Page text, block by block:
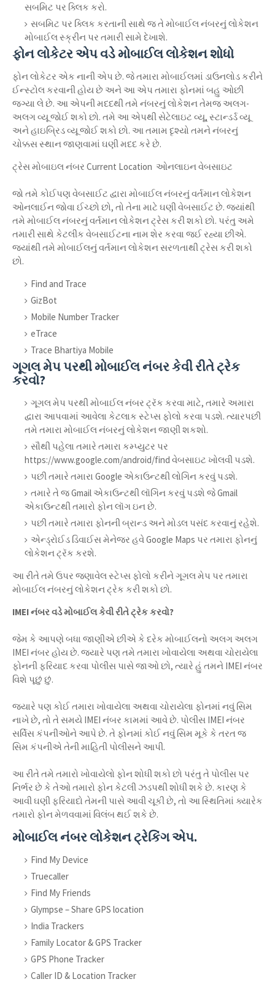
સબમિટ પર ક્લિક કરો.
સબમિટ પર ક્લિક કરતાની સાથે જ તે મોબાઈલ નંબરનું લોકેશન
મોબાઈલ સ્ક્રીન પર તમારી સામે દેખાશે.
ફોન લોકેટર એપ વડે મોબાઈલ લોકેશન શોધો
ફોન લોકેટર એક નાની એપ છે. જે તમારા મોબાઈલમાં ડાઉનલોડ કરીને
ઈન્સ્ટોલ કરવાની હોય છે અને આ એપ તમારા ફોનમાં બહુ ઓછી
જગ્યા લે છે. આ એપની મદદથી તમે નંબરનું લોકેશન તેમજ અલગ-
અલગ વ્યૂ જોઈ શકો છો. તમે આ એપથી સેટેલાઇટ વ્યૂ, સ્ટાન્ડર્ડ વ્યૂ
અને હાઇબ્રિડ વ્યૂ જોઈ શકો છો. આ તમામ દૃશ્યો તમને નંબરનું
ચોક્કસ સ્થાન જાણવામાં ઘણી મદદ કરે છે.
ટ્રેસ મોબાઇલ નંબર Current Location ઓનલાઇન વેબસાઇટ
જો તમે કોઈપણ વેબસાઈટ દ્વારા મોબાઈલ નંબરનું વર્તમાન લોકેશન
ઓનલાઈન જોવા ઈચ્છો છો, તો તેના માટે ઘણી વેબસાઈટ છે. જ્યાંથી
તમે મોબાઈલ નંબરનું વર્તમાન લોકેશન ટ્રેસ કરી શકો છો. પરંતુ અમે
તમારી સાથે કેટલીક વેબસાઈટના નામ શેર કરવા જઈ રહ્યા છીએ.
જ્યાંથી તમે મોબાઈલનું વર્તમાન લોકેશન સરળતાથી ટ્રેસ કરી શકો
છો.
Find and Trace
GizBot
Mobile Number Tracker
eTrace
Trace Bhartiya Mobile
ગૂગલ મેપ પરથી મોબાઈલ નંબર કેવી રીતે ટ્રેક
કરવો?
ગૂગલ મેપ પરથી મોબાઈલ નંબર ટ્રૅક કરવા માટે, તમારે અમારા
દ્વારા આપવામાં આવેલા કેટલાક સ્ટેપ્સ ફોલો કરવા પડશે. ત્યારપછી
તમે તમારા મોબાઈલ નંબરનું લોકેશન જાણી શકશો.
સૌથી પહેલા તમારે તમારા કમ્પ્યુટર પર
https://www.google.com/android/find વેબસાઇટ ખોલવી પડશે.
પછી તમારે તમારા Google એકાઉન્ટથી લોગિન કરવું પડશે.
તમારે તે જ Gmail એકાઉન્ટથી લૉગિન કરવું પડશે જે Gmail
એકાઉન્ટથી તમારો ફોન લૉગ ઇન છે.
પછી તમારે તમારા ફોનની બ્રાન્ડ અને મોડલ પસંદ કરવાનું રહેશે.
એન્ડ્રોઈડ ડિવાઈસ મેનેજર હવે Google Maps પર તમારા ફોનનું
લોકેશન ટ્રૅક કરશે.
આ રીતે તમે ઉપર જણાવેલ સ્ટેપ્સ ફોલો કરીને ગૂગલ મેપ પર તમારા
મોબાઈલ નંબરનું લોકેશન ટ્રેક કરી શકો છો.
IMEI નંબર વડે મોબાઈલ કેવી રીતે ટ્રેક કરવો?
જેમ કે આપણે બધા જાણીએ છીએ કે દરેક મોબાઈલનો અલગ અલગ
IMEI નંબર હોય છે. જ્યારે પણ તમે તમારા ખોવાયેલા અથવા ચોરાયેલા
ફોનની ફરિયાદ કરવા પોલીસ પાસે જાઓ છો, ત્યારે હું તમને IMEI નંબર
વિશે પૂછું છું.
જ્યારે પણ કોઈ તમારા ખોવાયેલા અથવા ચોરાયેલા ફોનમાં નવું સિમ
નાખે છે, તો તે સમયે IMEI નંબર કામમાં આવે છે. પોલીસ IMEI નંબર
સર્વિસ કંપનીઓને આપે છે. તે ફોનમાં કોઈ નવું સિમ મૂકે કે તરત જ
સિમ કંપનીએ તેની માહિતી પોલીસને આપી.
આ રીતે તમે તમારો ખોવાયેલો ફોન શોધી શકો છો પરંતુ તે પોલીસ પર
નિર્ભર છે કે તેઓ તમારો ફોન કેટલી ઝડપથી શોધી શકે છે. કારણ કે
આવી ઘણી ફરિયાદો તેમની પાસે આવી ચૂકી છે, તો આ સ્થિતિમાં ક્યારેક
તમારો ફોન મેળવવામાં વિલંબ થઈ શકે છે.
મોબાઈલ નંબર લોકેશન ટ્રેકિંગ એપ.
Find My Device
Truecaller
Find My Friends
Glympse – Share GPS location
India Trackers
Family Locator & GPS Tracker
GPS Phone Tracker
Caller ID & Location Tracker